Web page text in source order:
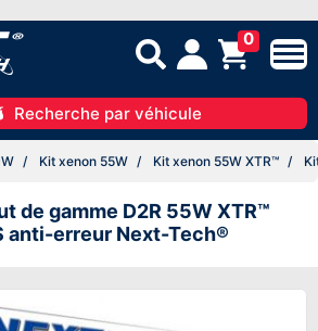
0
Recherche par véhicule
Kit xenon 55W Kit xenon 55W XTR™
de gamme D2R 55W XTR™
anti-erreur Next-Tech®